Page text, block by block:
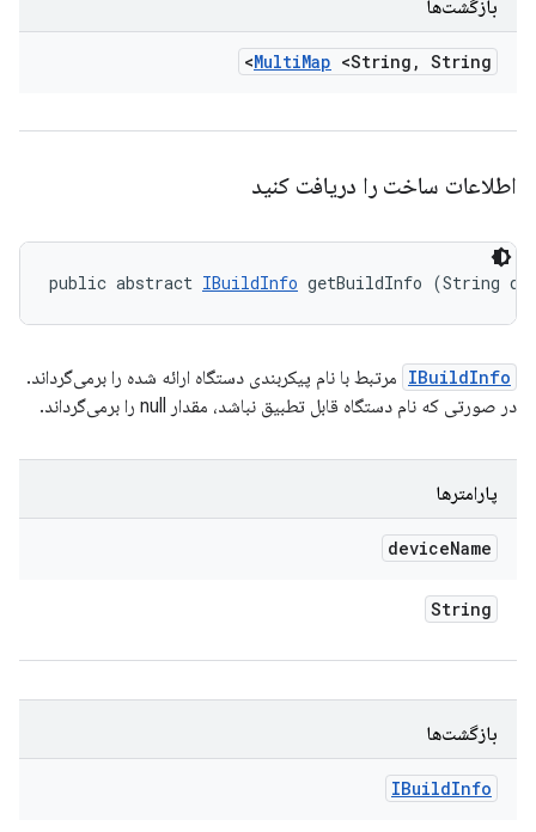
بازگشت‌ها
MultiMap <String , String>
اطلاعات ساخت را دریافت کنید
public abstract IBuildInfo getBuildInfo (String
IBuildInfo مرتبط با نام پیکربندی دستگاه ارائه شده را برمی‌گرداند.
در صورتی که نام دستگاه قابل تطبیق نباشد، مقدار null را برمی‌گرداند.
پارامترها
deviceName
String
بازگشت‌ها
IBuildInfo